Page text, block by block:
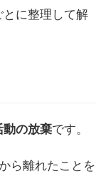
に整理して解
動の放棄です。
ら離れたことを